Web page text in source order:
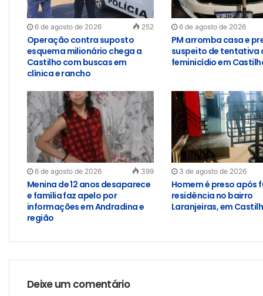
6 de agosto de 2026 252
Operação contra suposto
esquema milionário chega a
Castilho com buscas em
clínica e rancho
6 de agosto de 2026
PM arromba casa e
suspeito de tentativa
feminicídio em
6 de agosto de 2026 399
Menina de 12 anos desaparece
e família faz apelo por
informações em Andradina e
região
3 de agosto de 2026
Homem é preso após
residência no bairro
Laranjeiras, em
Deixe um comentário